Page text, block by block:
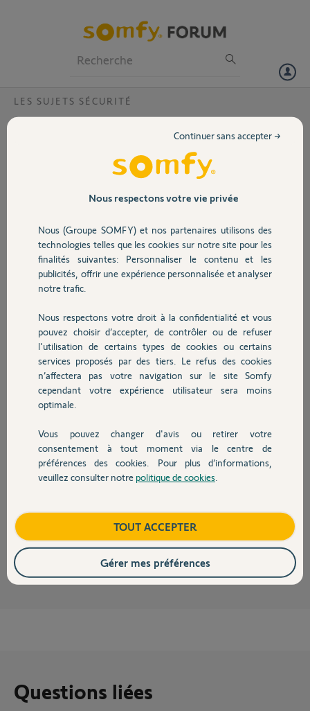
Volet
Sécurité
Domotique
Chauffage
Autres produits
Devis avec un pro
Contact
LES SUJETS SÉCURITÉ
Changement de transmetteur suite panne
Je n'arrive plus à accéder à ma centrale. Il sembelrait que le module IP
la faire évoluer.
Peut-on bénéficier de l'offre à 299€ avec le transmetteur version 3 en
1 GSM même si le module IP du transmetteur actuel est en panne?
Merci d'avance pour votre réponse.
Jerome B
il y a presque 7 ans
Participer au fil de discussion
Réponses
Bonjour Jérôme,
Thomas M. il y a presque 7 ans
Questions liées
Nous respectons votre vie privée
Nous (Groupe SOMFY) et nos partenaires utilisons des
technologies telles que les cookies sur notre site pour les
finalités suivantes: Personnaliser le contenu et les
publicités, offrir une expérience personnalisée et analyser
notre trafic.
Nous respectons votre droit à la confidentialité et vous
pouvez choisir d’accepter, de contrôler ou de refuser
l'utilisation de certains types de cookies ou certains
services proposés par des tiers. Le refus des cookies
n’affectera pas votre navigation sur le site Somfy
cependant votre expérience utilisateur sera moins
optimale.
Vous pouvez changer d'avis ou retirer votre
consentement à tout moment via le centre de
préférences des cookies. Pour plus d’informations,
veuillez consulter notre politique de cookies
Continuer sans accepter →
TOUT ACCEPTER
Gérer mes préférences